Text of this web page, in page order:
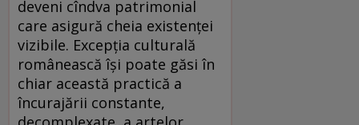
deveni cîndva patrimonial
care asigură cheia existenţei
vizibile. Excepţia culturală
românească îşi poate găsi în
chiar această practică a
încurajării constante,